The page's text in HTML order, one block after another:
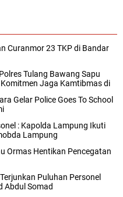
Curanmor 23 TKP di Bandar
Tulang Bawang Sapu
Jaga Kamtibmas di
Gelar Police Goes To School
: Kapolda Lampung Ikuti
Lampung
Ormas Hentikan Pencegatan
Puluhan Personel
Abdul Somad